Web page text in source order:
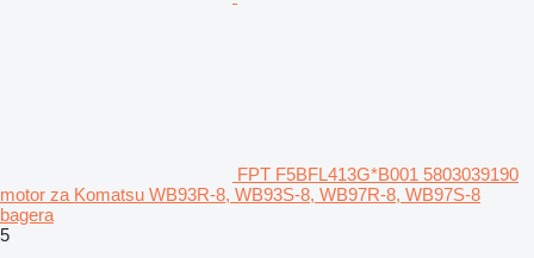
FPT F5BFL413G*B001 5803039190
motor za Komatsu WB93R-8, WB93S-8, WB97R-8, WB97S-8
bagera
5